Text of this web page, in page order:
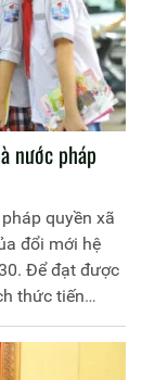
nước pháp
quyền xã
đổi mới hệ
Để đạt được
thức tiến
tiến hành phù